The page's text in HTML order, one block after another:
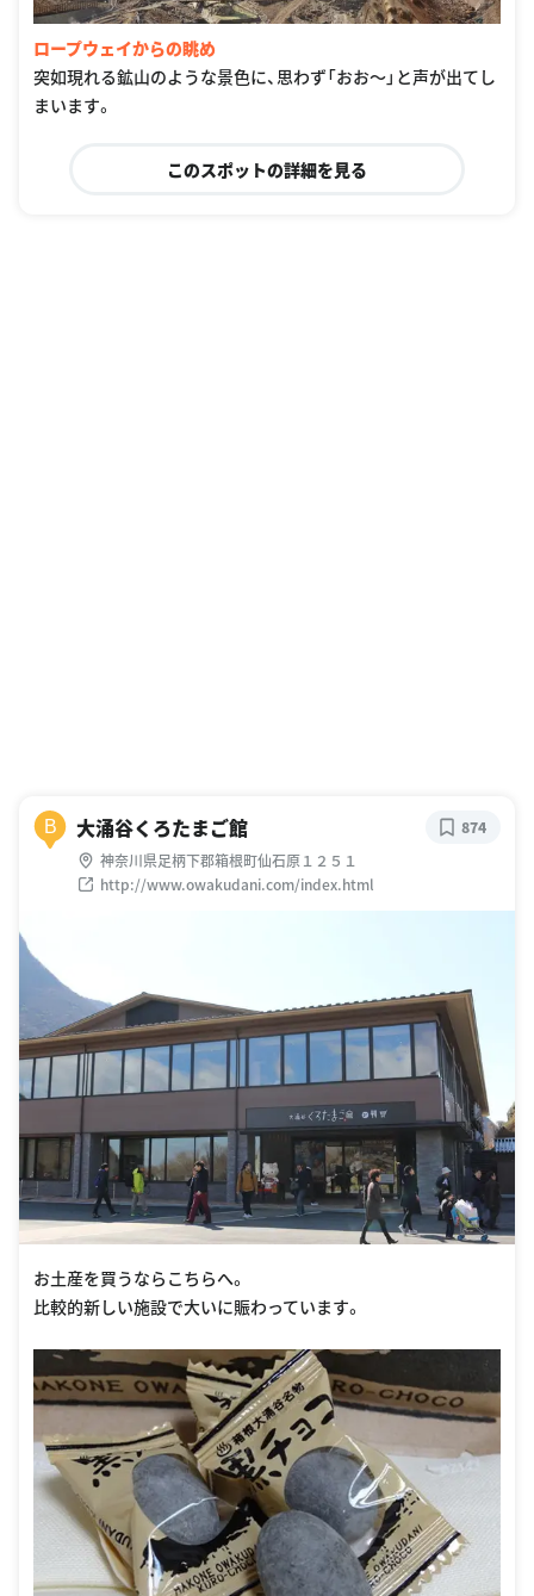
ロープウェイからの眺め
突如現れる鉱山のような景色に、思わず「おお〜」と声が出てし
まいます。
このスポットの詳細を見る
B 大涌谷くろたまご館
神奈川県足柄下郡箱根町仙石原１２５１
http://www.owakudani.com/index.html
874
お土産を買うならこちらへ。
比較的新しい施設で大いに賑わっています。